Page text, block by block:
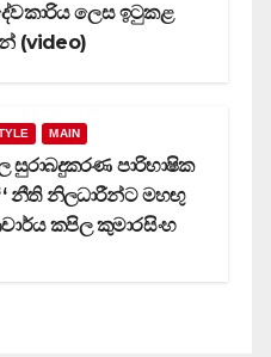
ලෙස ඉටුකළ
(video)
MAIN
සුරාබදුකරණ පාරිභාෂික
නීති නිලධාරීන්ට මහඟු
කපිල කුමාරසිංහ